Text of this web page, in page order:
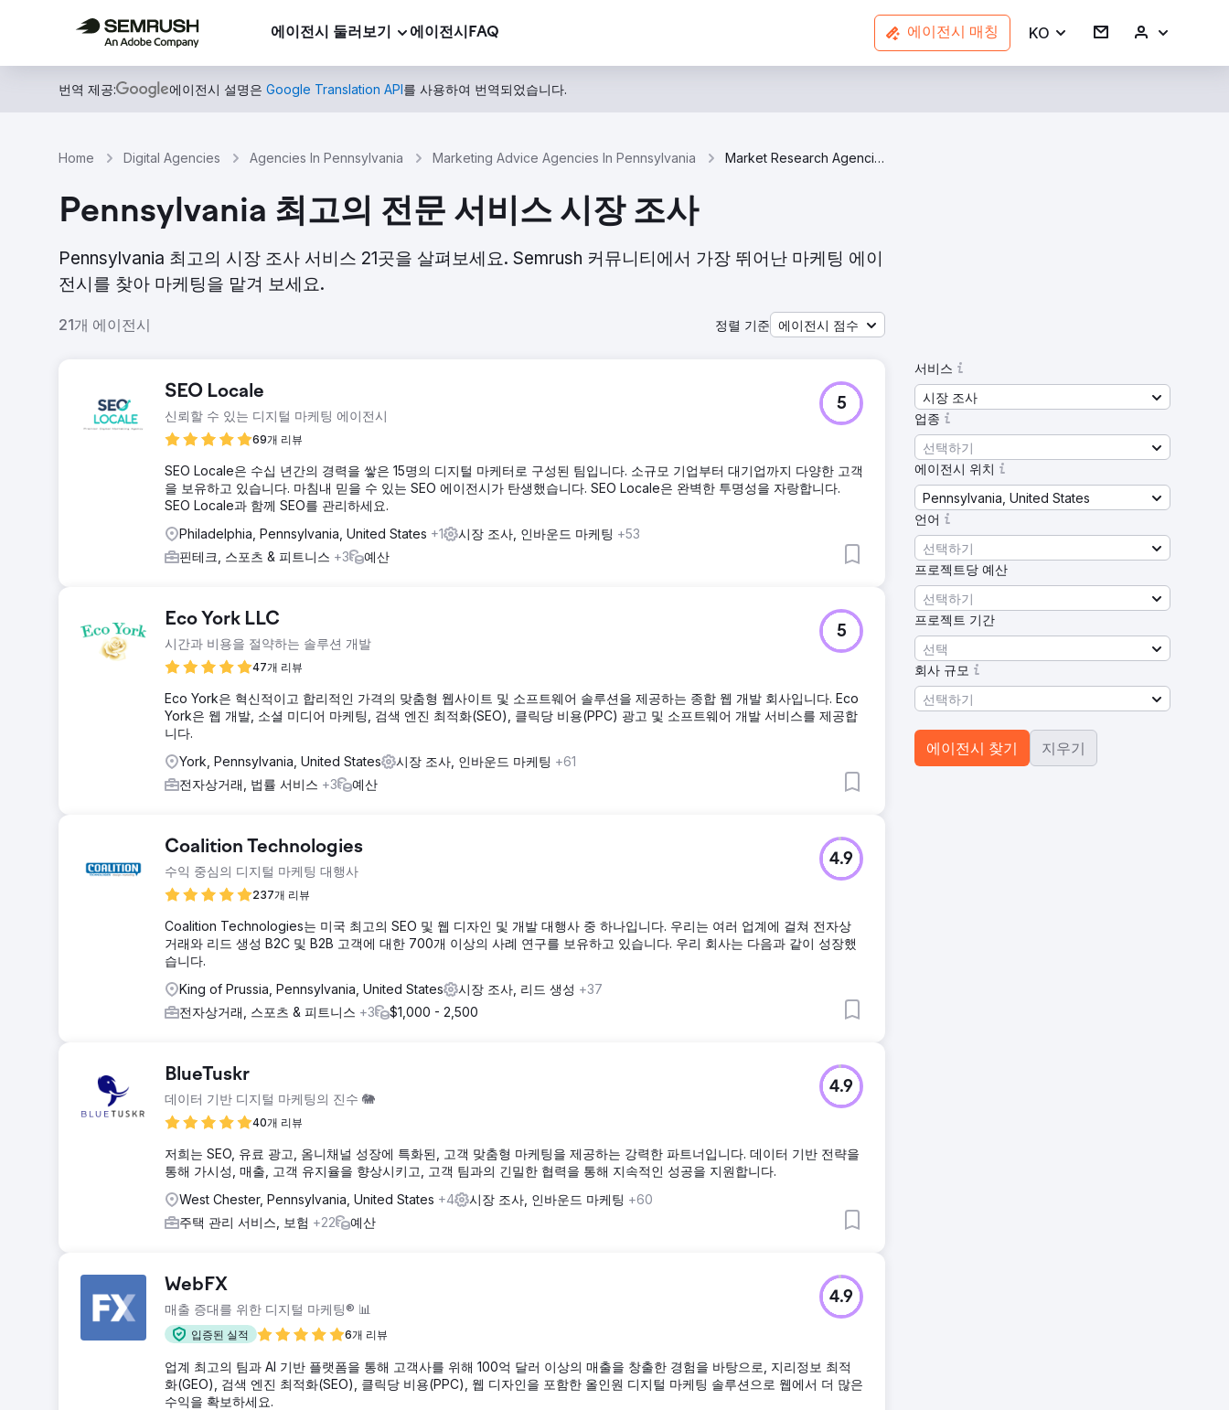
에이전시 둘러보기 에이전시 FAQ 에이전시 매칭 KO
번역 제공: 에이전시 설명은 Google Translation API를 사용하여 번역되었습니다.
Home Digital Agencies Agencies In Pennsylvania Marketing Advice Agencies In Pennsylvania Market Research Agencies In Pennsylvania
Pennsylvania 최고의 전문 서비스 시장 조사
Pennsylvania 최고의 시장 조사 서비스 21곳을 살펴보세요. Semrush 커뮤니티에서 가장 뛰어난 마케팅 에이
전시를 찾아 마케팅을 맡겨 보세요.
21개 에이전시 정렬 기준 에이전시 점수
SEO Locale
신뢰할 수 있는 디지털 마케팅 에이전시
69개 리뷰
5
SEO Locale은 수십 년간의 경력을 쌓은 15명의 디지털 마케터로 구성된 팀입니다. 소규모 기업부터 대기업까지 다양한 고객
을 보유하고 있습니다. 마침내 믿을 수 있는 SEO 에이전시가 탄생했습니다. SEO Locale은 완벽한 투명성을 자랑합니다.
SEO Locale과 함께 SEO를 관리하세요.
Philadelphia, Pennsylvania, United States +1 시장 조사, 인바운드 마케팅 +53
핀테크, 스포츠 & 피트니스 +3 예산
Eco York LLC
시간과 비용을 절약하는 솔루션 개발
47개 리뷰
5
Eco York은 혁신적이고 합리적인 가격의 맞춤형 웹사이트 및 소프트웨어 솔루션을 제공하는 종합 웹 개발 회사입니다. Eco
York은 웹 개발, 소셜 미디어 마케팅, 검색 엔진 최적화(SEO), 클릭당 비용(PPC) 광고 및 소프트웨어 개발 서비스를 제공합
니다.
York, Pennsylvania, United States
시장 조사, 인바운드 마케팅 +61
전자상거래, 법률 서비스 +3 예산
Coalition Technologies
수익 중심의 디지털 마케팅 대행사
237개 리뷰
4.9
Coalition Technologies는 미국 최고의 SEO 및 웹 디자인 및 개발 대행사 중 하나입니다. 우리는 여러 업계에 걸쳐 전자상
거래와 리드 생성 B2C 및 B2B 고객에 대한 700개 이상의 사례 연구를 보유하고 있습니다. 우리 회사는 다음과 같이 성장했
습니다.
King of Prussia, Pennsylvania, United States
시장 조사, 리드 생성 +37
전자상거래, 스포츠 & 피트니스 +3 $1,000 - 2,500
BlueTuskr
데이터 기반 디지털 마케팅의 진수 🐘
40개 리뷰
4.9
저희는 SEO, 유료 광고, 옴니채널 성장에 특화된, 고객 맞춤형 마케팅을 제공하는 강력한 파트너입니다. 데이터 기반 전략을
통해 가시성, 매출, 고객 유지율을 향상시키고, 고객 팀과의 긴밀한 협력을 통해 지속적인 성공을 지원합니다.
West Chester, Pennsylvania, United States +4 시장 조사, 인바운드 마케팅 +60
주택 관리 서비스, 보험 +22 예산
WebFX
매출 증대를 위한 디지털 마케팅® 📊
입증된 실적 6개 리뷰
4.9
업계 최고의 팀과 AI 기반 플랫폼을 통해 고객사를 위해 100억 달러 이상의 매출을 창출한 경험을 바탕으로, 지리정보 최적
화(GEO), 검색 엔진 최적화(SEO), 클릭당 비용(PPC), 웹 디자인을 포함한 올인원 디지털 마케팅 솔루션으로 웹에서 더 많은
수익을 확보하세요.
서비스
시장 조사
업종
선택하기
에이전시 위치
Pennsylvania, United States
언어
선택하기
프로젝트당 예산
선택하기
프로젝트 기간
선택
회사 규모
선택하기
에이전시 찾기 지우기